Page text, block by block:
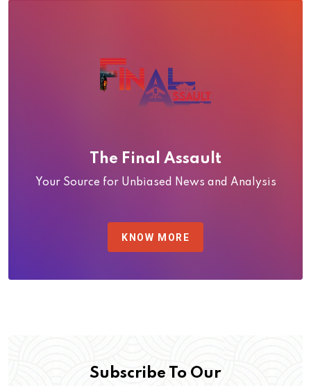
The Final Assault
Your Source for Unbiased News and Analysis
KNOW MORE
Subscribe To Our